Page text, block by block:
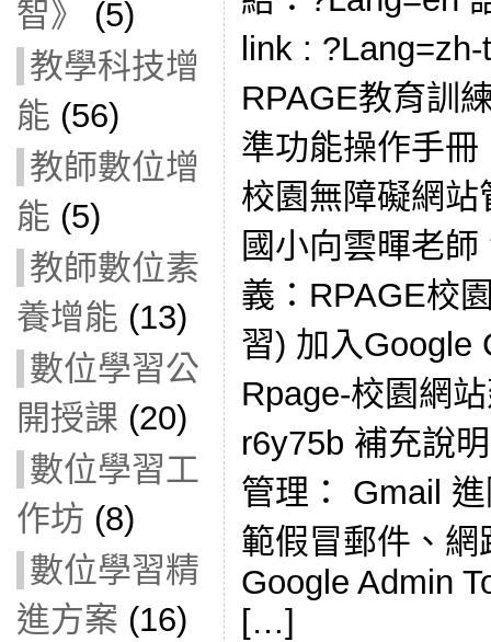
智》
(5)
教學科技增
能 (56)
教師數位增
能 (5)
教師數位素
養增能 (13)
數位學習公
開授課 (20)
數位學習工
作坊 (8)
數位學習精
進方案 (16)
link :
RPAGE教育訓
準功能操作手
校園無障礙網
國小向雲暉老
義：RPAGE校
習) 加入Google
Rpage-校園網
r6y75b 補充說
管理： Gmail
範假冒郵件、
Google Admin
[…]